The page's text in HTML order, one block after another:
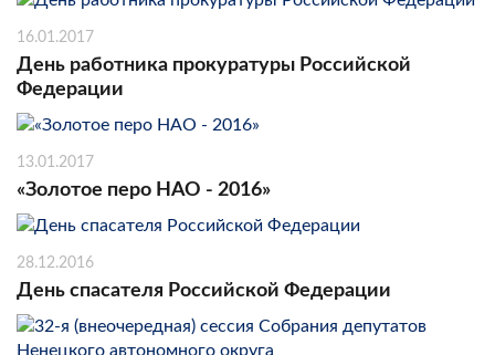
16.01.2017
День работника прокуратуры Российской
Федерации
13.01.2017
«Золотое перо НАО - 2016»
28.12.2016
День спасателя Российской Федерации